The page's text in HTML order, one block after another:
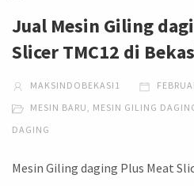
Jual Mesin Giling
Slicer TMC12 di
MAKSINDOBEKASI1
MESIN BARU, MESIN GILING
DAGING
Mesin Giling daging Plus Meat